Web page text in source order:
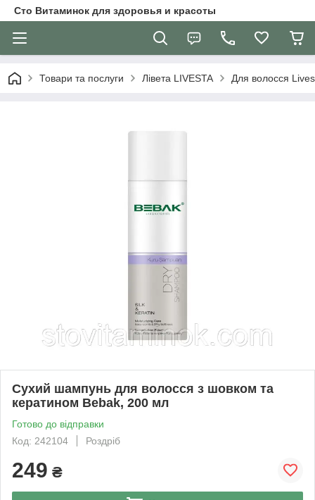
Сто Витаминок для здоровья и красоты
Товари та послуги Лівета LIVESTA Для волосся
Сухий шампунь для волосся з шовком та
кератином Bebak, 200 мл
Готово до відправки
Код: 242104
Роздріб
249 ₴